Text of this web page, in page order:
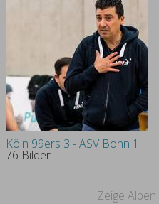
Köln 99ers 3 - ASV Bonn 1
76 Bilder
Zeige Alben